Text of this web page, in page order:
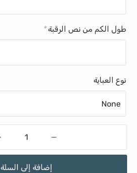
طول الكم من نص الرقبة*
نوع العباية
إضافة إلى السلة